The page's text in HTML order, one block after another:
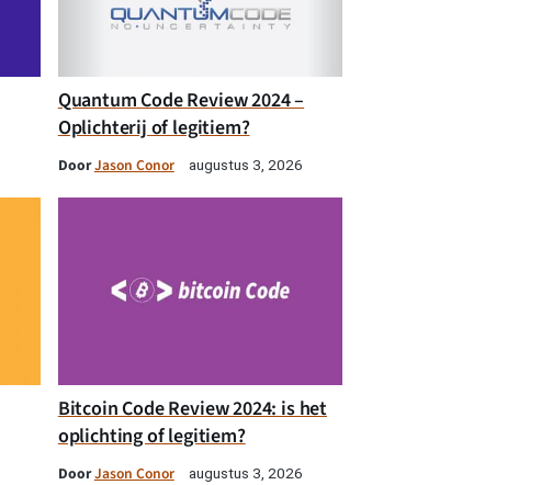
Quantum Code Review 2024 –
Oplichterij of legitiem?
DoorJason Conor augustus 3, 2026
Bitcoin Code Review 2024: is het
oplichting of legitiem?
DoorJason Conor augustus 3, 2026